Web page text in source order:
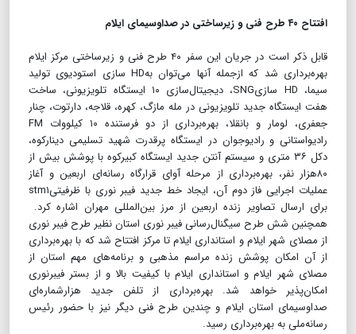
افتتاح ۴۰ طرح فنی و زیرساختی در صداوسیمای ایلام
قابل ذکر است در جریان این سفر ۴۰ طرح فنی و زیرساختی مرکز ایلام
بهره‌برداری شد که ازجمله آنها می‌توان به‌HD سازی استودیوی تولید
سیما، HD سازیSNG، دیجیتال‌سازی ۱۰ ایستگاه تلویزیونی، ساخت
هفت ایستگاه جدید تلویزیونی در مله مازگ، کهره، قلاجه، دارتوت، چنار
جعفری، لومار و بانقلا، بهره‌برداری از دو فرستنده ۱۰ کیلووات FM
رادیواستانی و رادیوجوان در ایستگاه پرقدرت شهید تسلیمی دینارکوه،
دکل ۳۶ متری و سیستم آنتن جدید ایستگاه کبیرکوه با پوشش بیش از
۸۰هزار نفر، بهره‌برداری از مرحله آوای قرارگاه رسانه‌ای اربعین و آغاز
عملیات اجرایی فاز دوم آن، ایجاد خط جدید فیبر نوری با ظرفیتیstm۱
برای ارسال تصاویر زنده اربعین از مرز بین‌المللی مهران اشاره کرد.
همچنین شش طرح سیگنال‌رسانی فیبر نوری استان نظیر طرح فیبر نوری
از مصلای شهر ایلام و استانداری ایلام تا مرکز افتتاح شد که با بهره‌برداری
از آن امکان پوشش زنده مراسم مذهبی و برنامه‌های مهم استان از
مصلای شهر ایلام و استانداری ایلام با کیفیت بالا و از بستر فیبرنوری
امکان‌پذیر خواهد شد. بهره‌برداری از تلفن جدید هزارشماره‌ای
صداوسیمای استان ایلام و چندین طرح فنی دیگر نیز با حضور رئیس
رسانه‌ملی به بهره‌برداری رسید.